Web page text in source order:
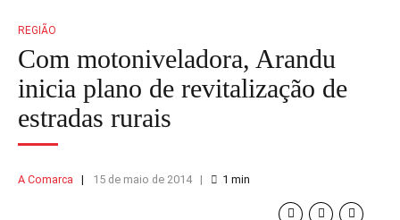
REGIÃO
Com motoniveladora, Arandu
inicia plano de revitalização de
estradas rurais
A Comarca 15 de maio de 2014 1 min